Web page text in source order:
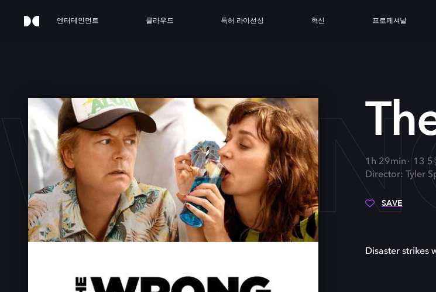
엔터테인먼트 클라우드 특허 라이선싱 혁신 프로페셔널
1h 29min
13 5
Director: Tyler
SAVE
Disaster strikes